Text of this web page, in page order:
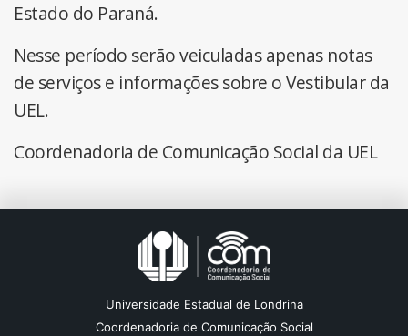
Estado do Paraná.
Nesse período serão veiculadas apenas notas
de serviços e informações sobre o Vestibular da
UEL.
Coordenadoria de Comunicação Social da UEL
Universidade Estadual de Londrina
Coordenadoria de Comunicação Social